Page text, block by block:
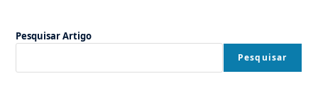
Pesquisar Artigo
Pesquisar